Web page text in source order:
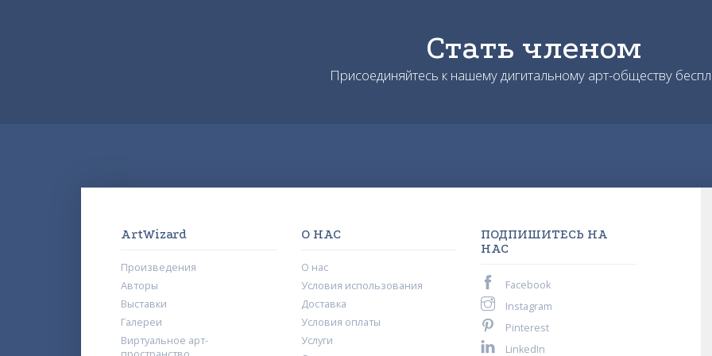
Стать членом
Присоединяйтесь к нашему дигитальному арт-обществу
ArtWizard
Произведения
Авторы
Выставки
Галереи
Виртуальное арт-
О НАС
О нас
Условия использования
Доставка
Условия оплаты
Услуги
ПОДПИШИТЕСЬ НА
НАС
Facebook
Instagram
Pinterest
LinkedIn